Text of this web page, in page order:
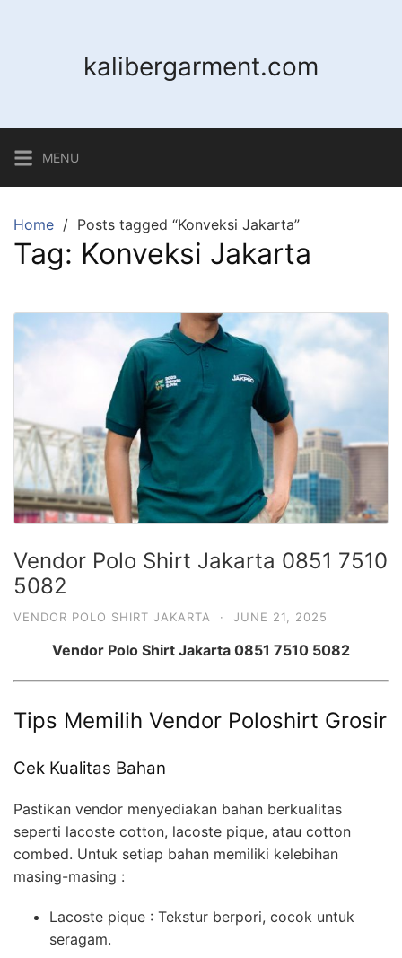
kalibergarment.com
MENU
Home Posts tagged “Konveksi Jakarta”
Tag: Konveksi Jakarta
Vendor Polo Shirt Jakarta 0851 7510
5082
VENDOR POLO SHIRT JAKARTA · JUNE 21, 2025
Vendor Polo Shirt Jakarta 0851 7510 5082
Tips Memilih Vendor Poloshirt Grosir
Cek Kualitas Bahan
Pastikan vendor menyediakan bahan berkualitas
seperti lacoste cotton, lacoste pique, atau cotton
combed. Untuk setiap bahan memiliki kelebihan
masing-masing :
Lacoste pique : Tekstur berpori, cocok untuk
seragam.